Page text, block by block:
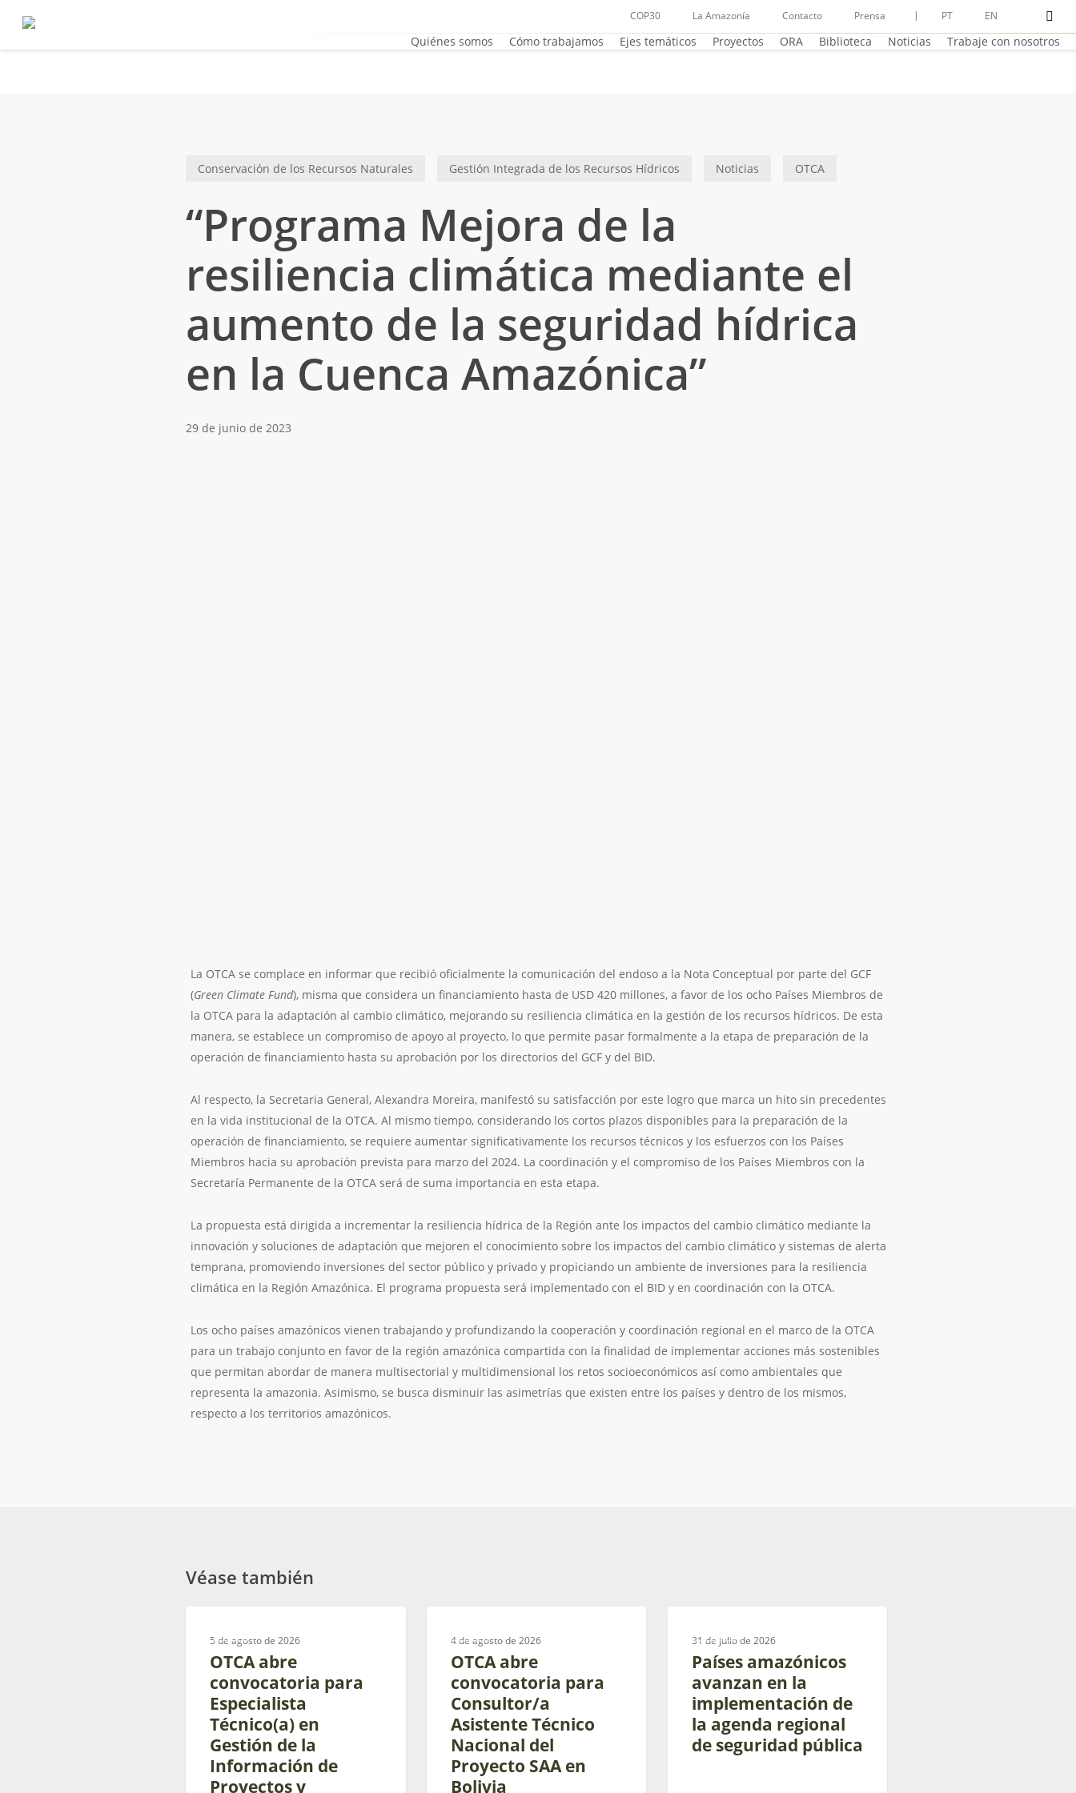
main
COP30 La Amazonía Contacto Prensa PT EN
Quiénes somos Cómo trabajamos Ejes temáticos Proyectos ORA Biblioteca Noticias Trabaje con nosotros
Conservación de los Recursos Naturales Gestión Integrada de los Recursos Hídricos Noticias OTCA
“Programa Mejora de la
resiliencia climática mediante el
aumento de la seguridad hídrica
en la Cuenca Amazónica”
29 de junio de 2023
La OTCA se complace en informar que recibió oficialmente la comunicación del endoso a la Nota Conceptual por parte del GCF
(Green Climate Fund), misma que considera un financiamiento hasta de USD 420 millones, a favor de los ocho Países Miembros de
la OTCA para la adaptación al cambio climático, mejorando su resiliencia climática en la gestión de los recursos hídricos. De esta
manera, se establece un compromiso de apoyo al proyecto, lo que permite pasar formalmente a la etapa de preparación de la
operación de financiamiento hasta su aprobación por los directorios del GCF y del BID.
Al respecto, la Secretaria General, Alexandra Moreira, manifestó su satisfacción por este logro que marca un hito sin precedentes
en la vida institucional de la OTCA. Al mismo tiempo, considerando los cortos plazos disponibles para la preparación de la
operación de financiamiento, se requiere aumentar significativamente los recursos técnicos y los esfuerzos con los Países
Miembros hacia su aprobación prevista para marzo del 2024. La coordinación y el compromiso de los Países Miembros con la
Secretaría Permanente de la OTCA será de suma importancia en esta etapa.
La propuesta está dirigida a incrementar la resiliencia hídrica de la Región ante los impactos del cambio climático mediante la
innovación y soluciones de adaptación que mejoren el conocimiento sobre los impactos del cambio climático y sistemas de alerta
temprana, promoviendo inversiones del sector público y privado y propiciando un ambiente de inversiones para la resiliencia
climática en la Región Amazónica. El programa propuesta será implementado con el BID y en coordinación con la OTCA.
Los ocho países amazónicos vienen trabajando y profundizando la cooperación y coordinación regional en el marco de la OTCA
para un trabajo conjunto en favor de la región amazónica compartida con la finalidad de implementar acciones más sostenibles
que permitan abordar de manera multisectorial y multidimensional los retos socioeconómicos así como ambientales que
representa la amazonia. Asimismo, se busca disminuir las asimetrías que existen entre los países y dentro de los mismos,
respecto a los territorios amazónicos.
Véase también
convocatoria
Especialista
Técnico(a)
Gestión
5 de agosto de 2026
OTCA abre
convocatoria para
Especialista
Técnico(a) en
Gestión de la
Información de
Proyectos y
convocatoria
Consultor/a
Asistente
Técnico
Nacional
4 de agosto de 2026
OTCA abre
convocatoria para
Consultor/a
Asistente Técnico
Nacional del
Proyecto SAA en
Bolivia
amazónicos
avanzan
implementación
31 de julio de 2026
Países amazónicos
avanzan en la
implementación de
la agenda regional
de seguridad pública